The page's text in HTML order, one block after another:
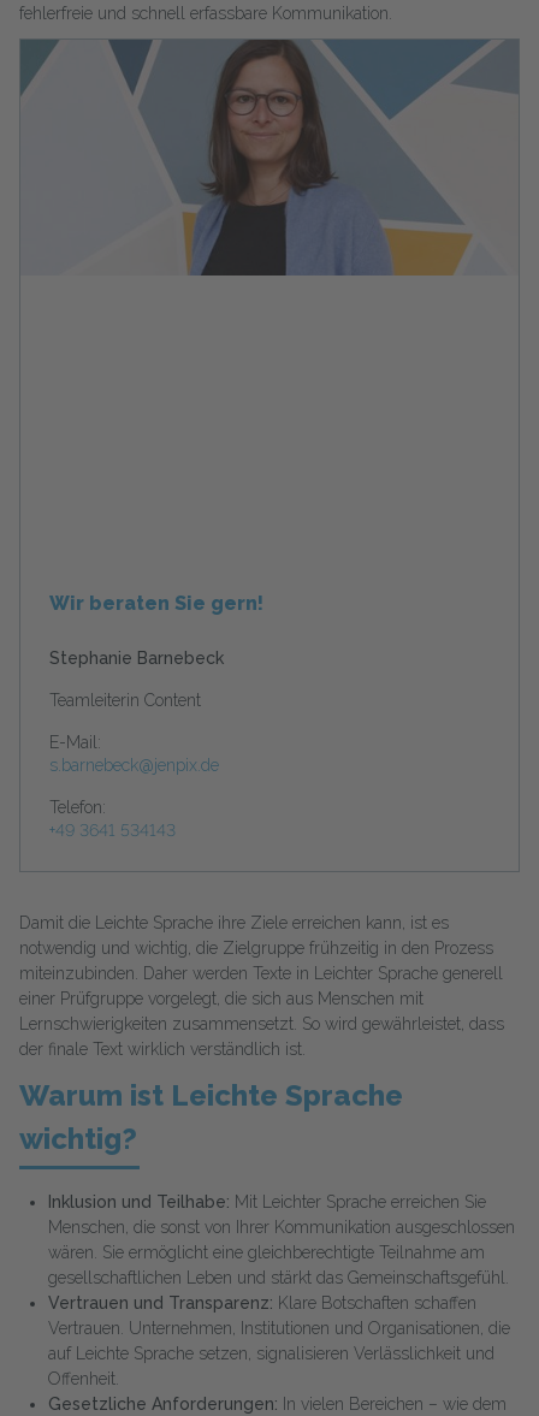
fehlerfreie und schnell erfassbare Kommunikation.
Wir beraten Sie gern!
Stephanie Barnebeck
Teamleiterin Content
E-Mail:
s.barnebeck@jenpix.de
Telefon:
+49 3641 534143
Damit die Leichte Sprache ihre Ziele erreichen kann, ist es
notwendig und wichtig, die Zielgruppe frühzeitig in den Prozess
miteinzubinden. Daher werden Texte in Leichter Sprache generell
einer Prüfgruppe vorgelegt, die sich aus Menschen mit
Lernschwierigkeiten zusammensetzt. So wird gewährleistet, dass
der finale Text wirklich verständlich ist.
Warum ist Leichte Sprache
wichtig?
Inklusion und Teilhabe: Mit Leichter Sprache erreichen Sie
Menschen, die sonst von Ihrer Kommunikation ausgeschlossen
wären. Sie ermöglicht eine gleichberechtigte Teilnahme am
gesellschaftlichen Leben und stärkt das Gemeinschaftsgefühl.
Vertrauen und Transparenz: Klare Botschaften schaffen
Vertrauen. Unternehmen, Institutionen und Organisationen, die
auf Leichte Sprache setzen, signalisieren Verlässlichkeit und
Offenheit.
Gesetzliche Anforderungen: In vielen Bereichen – wie dem